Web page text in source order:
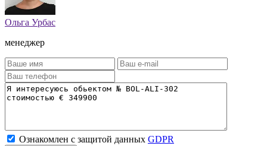
Ольга Урбас
менеджер
Ознакомлен с защитой данных GDPR